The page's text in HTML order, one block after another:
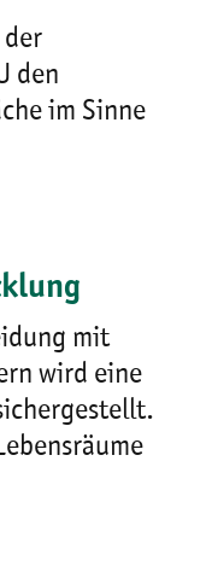
der
den
im Sinne
mit
wird eine